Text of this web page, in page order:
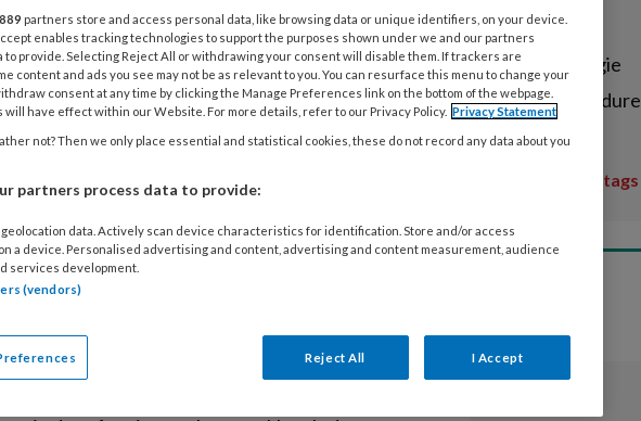
aanwijzingen dat veranderingen in het
samenhangen met verstoringen van het
De bevindingen wijzen op een mogelijke
zogenoemde mond-darm-as bij handartrose.
in het klaslokaal
blik: er is altijd meer te zien dan je denkt. In
editie: Gebitscontrole in het klaslokaal.
3d-scan
3d-technologie
afdrukprocedure
aften
Toon meer tags
889 partners store and access personal data, like browsing data or unique identifiers, on your device.
enables tracking technologies to support the purposes shown under we and our partners
to provide. Selecting Reject All or withdrawing your consent will disable them. If trackers are
content and ads you see may not be as relevant to you. You can resurface this menu to change your
consent at any time by clicking the Manage Preferences link on the bottom of the webpage.
will have effect within our Website. For more details, refer to our Privacy Policy. Privacy Statement
not? Then we only place essential and statistical cookies, these do not record any data about you
partners process data to provide:
data. Actively scan device characteristics for identification. Store and/or access
a device. Personalised advertising and content, advertising and content measurement, audience
services development.
(vendors)
Reject All I Accept